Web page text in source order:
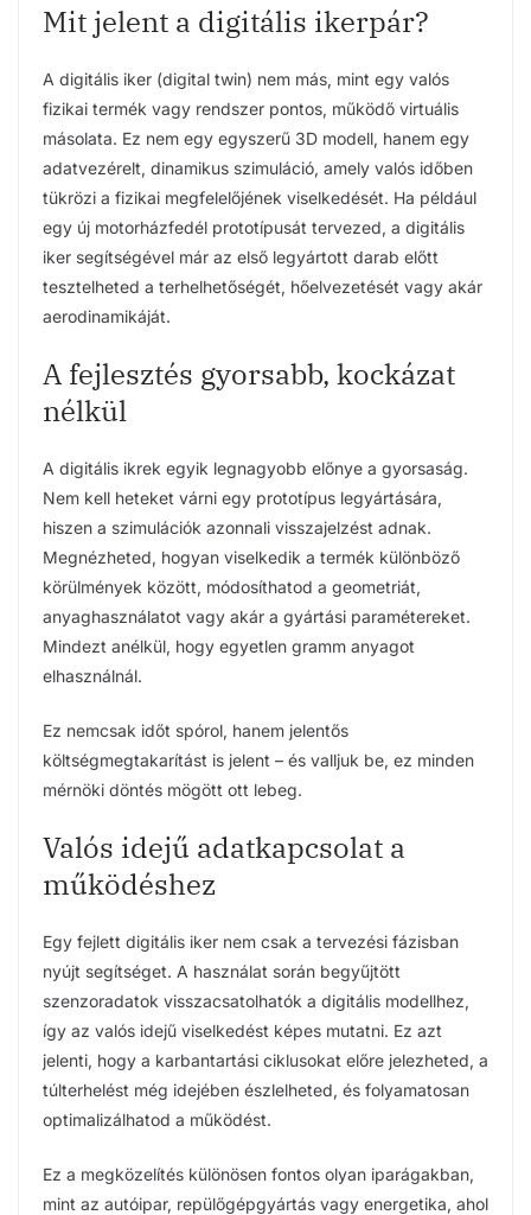
Mit jelent a digitális ikerpár?
A digitális iker (digital twin) nem más, mint egy valós
fizikai termék vagy rendszer pontos, működő virtuális
másolata. Ez nem egy egyszerű 3D modell, hanem egy
adatvezérelt, dinamikus szimuláció, amely valós időben
tükrözi a fizikai megfelelőjének viselkedését. Ha például
egy új motorházfedél prototípusát tervezed, a digitális
iker segítségével már az első legyártott darab előtt
tesztelheted a terhelhetőségét, hőelvezetését vagy akár
aerodinamikáját.
A fejlesztés gyorsabb, kockázat
nélkül
A digitális ikrek egyik legnagyobb előnye a gyorsaság.
Nem kell heteket várni egy prototípus legyártására,
hiszen a szimulációk azonnali visszajelzést adnak.
Megnézheted, hogyan viselkedik a termék különböző
körülmények között, módosíthatod a geometriát,
anyaghasználatot vagy akár a gyártási paramétereket.
Mindezt anélkül, hogy egyetlen gramm anyagot
elhasználnál.
Ez nemcsak időt spórol, hanem jelentős
költségmegtakarítást is jelent – és valljuk be, ez minden
mérnöki döntés mögött ott lebeg.
Valós idejű adatkapcsolat a
működéshez
Egy fejlett digitális iker nem csak a tervezési fázisban
nyújt segítséget. A használat során begyűjtött
szenzoradatok visszacsatolhatók a digitális modellhez,
így az valós idejű viselkedést képes mutatni. Ez azt
jelenti, hogy a karbantartási ciklusokat előre jelezheted, a
túlterhelést még idejében észlelheted, és folyamatosan
optimalizálhatod a működést.
Ez a megközelítés különösen fontos olyan iparágakban,
mint az autóipar, repülőgépgyártás vagy energetika, ahol